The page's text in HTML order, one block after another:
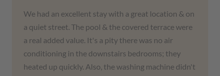
We had an excellent stay with a great location & on
a quiet street. The pool & the covered terrace were
a real added value. It's a pity there was no air
conditioning in the downstairs bedrooms; they
heated up quickly. Also, the washing machine didn't